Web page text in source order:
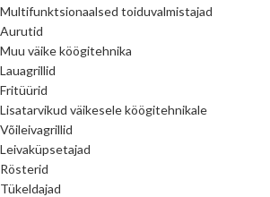
Multifunktsionaalsed toiduvalmistajad
Aurutid
Muu väike köögitehnika
Lauagrillid
Fritüürid
Lisatarvikud väikesele köögitehnikale
Võileivagrillid
Leivaküpsetajad
Rösterid
Tükeldajad